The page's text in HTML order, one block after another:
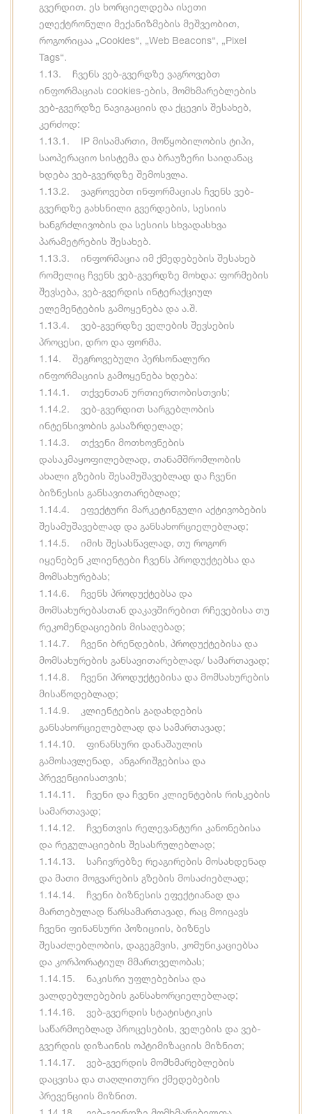
გვერდით. ეს ხორციელდება ისეთი
ელექტრონული მექანიზმების მეშვეობით,
როგორიცაა „Cookies“, „Web Beacons“, „Pixel
Tags“.
1.13. ჩვენს ვებ-გვერდზე ვაგროვებთ
ინფორმაციას cookies-ების, მომხმარებლების
ვებ-გვერდზე ნავიგაციის და ქცევის შესახებ,
კერძოდ:
1.13.1. IP მისამართი, მოწყობილობის ტიპი,
საოპერაციო სისტემა და ბრაუზერი საიდანაც
ხდება ვებ-გვერდზე შემოსვლა.
1.13.2. ვაგროვებთ ინფორმაციას ჩვენს ვებ-
გვერდზე გახსნილი გვერდების, სესიის
ხანგრძლივობის და სესიის სხვადასხვა
პარამეტრების შესახებ.
1.13.3. ინფორმაცია იმ ქმედებების შესახებ
რომელიც ჩვენს ვებ-გვერდზე მოხდა: ფორმების
შევსება, ვებ-გვერდის ინტერაქციულ
ელემენტების გამოყენება და ა.შ.
1.13.4. ვებ-გვერდზე ველების შევსების
პროცესი, დრო და ფორმა.
1.14. შეგროვებული პერსონალური
ინფორმაციის გამოყენება ხდება:
1.14.1. თქვენთან ურთიერთობისთვის;
1.14.2. ვებ-გვერდით სარგებლობის
ინტენსივობის გასაზრდელად;
1.14.3. თქვენი მოთხოვნების
დასაკმაყოფილებლად, თანამშრომლობის
ახალი გზების შესამუშავებლად და ჩვენი
ბიზნესის განსავითარებლად;
1.14.4. ეფექტური მარკეტინგული აქტივობების
შესამუშავებლად და განსახორციელებლად;
1.14.5. იმის შესასწავლად, თუ როგორ
იყენებენ კლიენტები ჩვენს პროდუქტებსა და
მომსახურებას;
1.14.6. ჩვენს პროდუქტებსა და
მომსახურებასთან დაკავშირებით რჩევებისა თუ
რეკომენდაციების მისაღებად;
1.14.7. ჩვენი ბრენდების, პროდუქტებისა და
მომსახურების განსავითარებლად/ სამართავად;
1.14.8. ჩვენი პროდუქტებისა და მომსახურების
მისაწოდებლად;
1.14.9. კლიენტების გადახდების
განსახორციელებლად და სამართავად;
1.14.10. ფინანსური დანაშაულის
გამოსავლენად, ანგარიშგებისა და
პრევენციისათვის;
1.14.11. ჩვენი და ჩვენი კლიენტების რისკების
სამართავად;
1.14.12. ჩვენთვის რელევანტური კანონებისა
და რეგულაციების შესასრულებლად;
1.14.13. საჩივრებზე რეაგირების მოსახდენად
და მათი მოგვარების გზების მოსაძიებლად;
1.14.14. ჩვენი ბიზნესის ეფექტიანად და
მართებულად წარსამართავად, რაც მოიცავს
ჩვენი ფინანსური პოზიციის, ბიზნეს
შესაძლებლობის, დაგეგმვის, კომუნიკაციებსა
და კორპორატიულ მმართველობას;
1.14.15. ნაკისრი უფლებებისა და
ვალდებულებების განსახორციელებლად;
1.14.16. ვებ-გვერდის სტატისტიკის
საწარმოებლად პროცესების, ველების და ვებ-
გვერდის დიზაინის ოპტიმიზაციის მიზნით;
1.14.17. ვებ-გვერდის მომხმარებლების
დაცვისა და თაღლითური ქმედებების
პრევენციის მიზნით.